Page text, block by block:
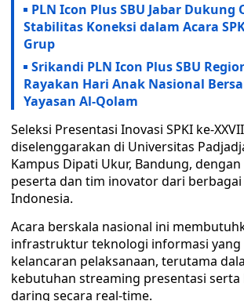
PLN Icon Plus SBU Jabar
Stabilitas Koneksi dalam Acara
Grup
Srikandi PLN Icon Plus SBU
Rayakan Hari Anak Nasional
Yayasan Al-Qolam
Seleksi Presentasi Inovasi SPKI ke-
diselenggarakan di Universitas
Kampus Dipati Ukur, Bandung,
peserta dan tim inovator dari berbagai
Indonesia.
Acara berskala nasional ini
infrastruktur teknologi informasi yang
kelancaran pelaksanaan, terutama
kebutuhan streaming presentasi
daring secara real-time.